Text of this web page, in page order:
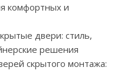
комфортных и
двери: стиль,
решения
скрытого монтажа: